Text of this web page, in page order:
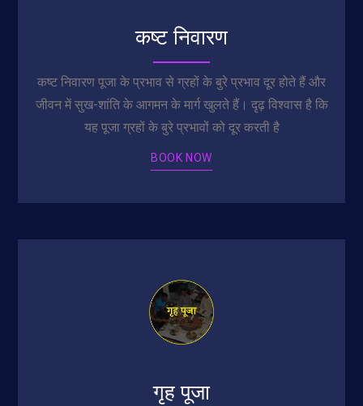
कष्ट निवारण
कष्ट निवारण पूजा के प्रभाव से ग्रहों के बुरे प्रभाव दूर होते हैं और
जीवन में सुख-शांति के आगमन के मार्ग खुलते हैं। दृढ़ विश्वास है कि
यह पूजा ग्रहों के बुरे प्रभावों को दूर करती है
BOOK NOW
गृह पूजा